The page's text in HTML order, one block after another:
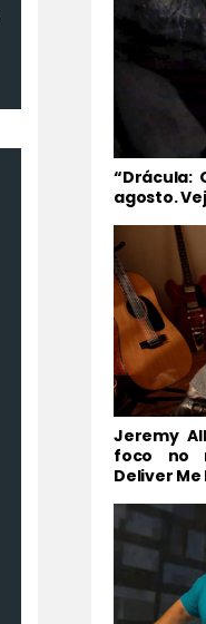
“Drácula:
agosto.
Jeremy
foco no
Deliver Me